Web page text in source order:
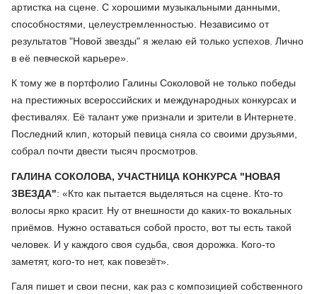
артистка на сцене. С хорошими музыкальными данными,
способностями, целеустремленностью. Независимо от
результатов "Новой звезды" я желаю ей только успехов. Лично
в её певческой карьере».
К тому же в портфолио Галины Соколовой не только победы
на престижных всероссийских и международных конкурсах и
фестивалях. Её талант уже признали и зрители в Интернете.
Последний клип, который певица сняла со своими друзьями,
собрал почти двести тысяч просмотров.
ГАЛИНА СОКОЛОВА, УЧАСТНИЦА КОНКУРСА "НОВАЯ
ЗВЕЗДА": «Кто как пытается выделяться на сцене. Кто-то
волосы ярко красит. Ну от внешности до каких-то вокальных
приёмов. Нужно оставаться собой просто, вот ты есть такой
человек. И у каждого своя судьба, своя дорожка. Кого-то
заметят, кого-то нет, как повезёт».
Галя пишет и свои песни, как раз с композицией собственного